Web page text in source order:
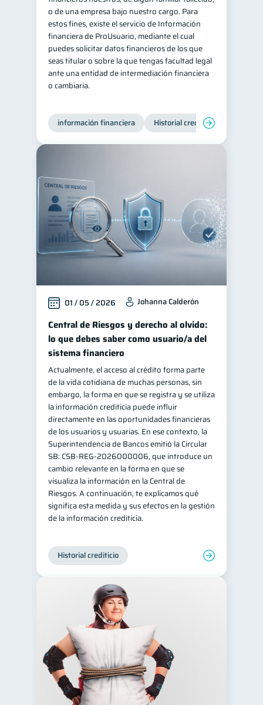
información financiera
o de una empresa bajo nuestro cargo. Para
estos fines, existe el servicio de Información
financiera de ProUsuario, mediante el cual
puedes solicitar datos financieros de los que
seas titular o sobre la que tengas facultad legal
ante una entidad de intermediación financiera
o cambiaria.
información financiera Historial crediticio
01 / 05 / 2026 Johanna Calderón
Central de Riesgos y derecho al olvido:
lo que debes saber como usuario/a del
sistema financiero
Actualmente, el acceso al crédito forma parte
de la vida cotidiana de muchas personas, sin
embargo, la forma en que se registra y se utiliza
la información crediticia puede influir
directamente en las oportunidades financieras
de los usuarios y usuarias. En ese contexto, la
Superintendencia de Bancos emitió la Circular
SB: CSB-REG-2026000006, que introduce un
cambio relevante en la forma en que se
visualiza la información en la Central de
Riesgos. A continuación, te explicamos qué
significa esta medida y sus efectos en la gestión
de la información crediticia.
Historial crediticio